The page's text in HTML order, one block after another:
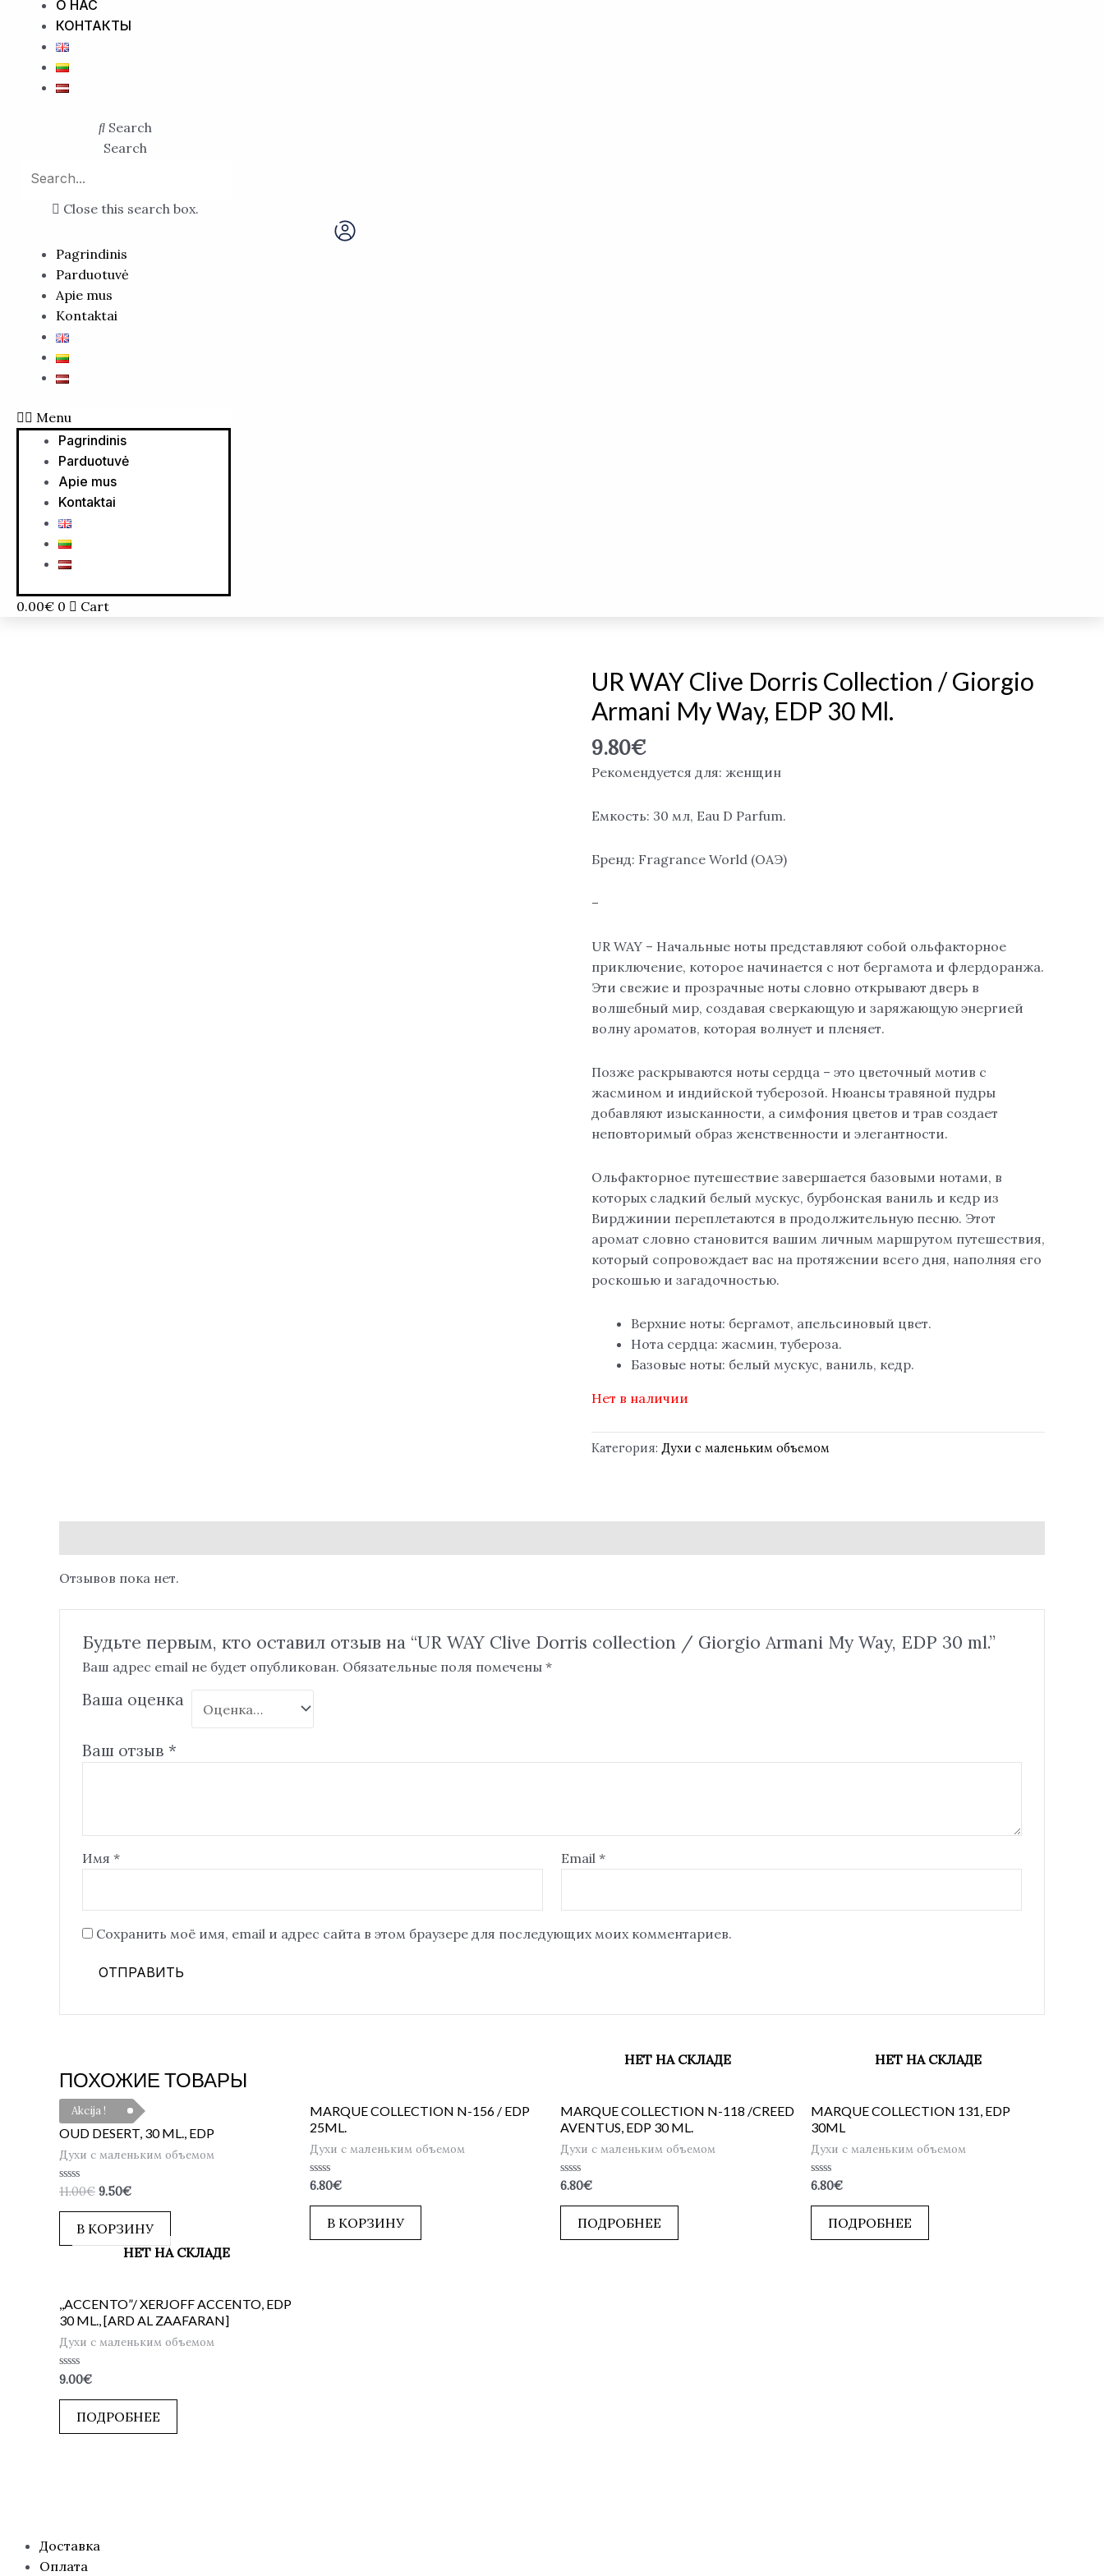
О НАС
КОНТАКТЫ
Search
Search
Close this search box.
Pagrindinis
Parduotuvė
Apie mus
Kontaktai
Menu
Pagrindinis
Parduotuvė
Apie mus
Kontaktai
0.00€ 0 Cart
UR WAY Clive Dorris Collection / Giorgio
Armani My Way, EDP 30 Ml.
9.80€
Рекомендуется для: женщин
Емкость: 30 мл, Eau D Parfum.
Бренд: Fragrance World (ОАЭ)
–
UR WAY – Начальные ноты представляют собой ольфакторное
приключение, которое начинается с нот бергамота и флердоранжа.
Эти свежие и прозрачные ноты словно открывают дверь в
волшебный мир, создавая сверкающую и заряжающую энергией
волну ароматов, которая волнует и пленяет.
Позже раскрываются ноты сердца – это цветочный мотив с
жасмином и индийской туберозой. Нюансы травяной пудры
добавляют изысканности, а симфония цветов и трав создает
неповторимый образ женственности и элегантности.
Ольфакторное путешествие завершается базовыми нотами, в
которых сладкий белый мускус, бурбонская ваниль и кедр из
Вирджинии переплетаются в продолжительную песню. Этот
аромат словно становится вашим личным маршрутом путешествия,
который сопровождает вас на протяжении всего дня, наполняя его
роскошью и загадочностью.
Верхние ноты: бергамот, апельсиновый цвет.
Нота сердца: жасмин, тубероза.
Базовые ноты: белый мускус, ваниль, кедр.
Нет в наличии
Категория: Духи с маленьким объемом
Отзывов пока нет.
Будьте первым, кто оставил отзыв на “UR WAY Clive Dorris collection / Giorgio Armani My Way, EDP 30 ml.”
Ваш адрес email не будет опубликован. Обязательные поля помечены *
Ваша оценка
Ваш отзыв *
Имя * Email*
Сохранить моё имя, email и адрес сайта в этом браузере для последующих моих комментариев.
ПОХОЖИЕ ТОВАРЫ
Akcija !
OUD DESERT, 30 ML., EDP
Духи с маленьким объемом
Оценка
из
11.00€ 9.50€
В КОРЗИНУ
MARQUE COLLECTION N-156 / EDP
25ML.
Духи с маленьким объемом
Оценка
из
6.80€
В КОРЗИНУ
НЕТ НА СКЛАДЕ
MARQUE COLLECTION N-118 /CREED
AVENTUS, EDP 30 ML.
Духи с маленьким объемом
Оценка
из
6.80€
ПОДРОБНЕЕ
НЕТ НА СКЛАДЕ
MARQUE COLLECTION 131, EDP
30ML
Духи с маленьким объемом
Оценка
из
6.80€
ПОДРОБНЕЕ
НЕТ НА СКЛАДЕ
,,ACCENTO”/ XERJOFF ACCENTO, EDP
30 ML., [ARD AL ZAAFARAN]
Духи с маленьким объемом
Оценка
0
из
9.00€
ПОДРОБНЕЕ
Доставка
Оплата